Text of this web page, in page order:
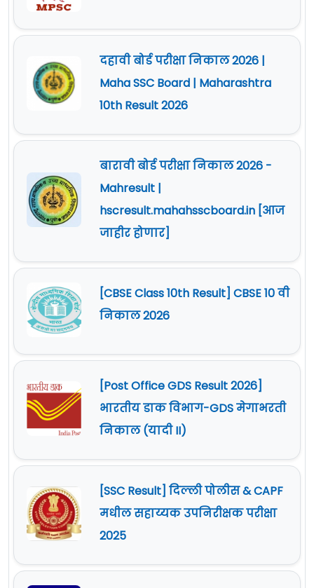
दहावी बोर्ड परीक्षा निकाल 2026 |
Maha SSC Board | Maharashtra
10th Result 2026
बारावी बोर्ड परीक्षा निकाल 2026 -
Mahresult |
hscresult.mahahsscboard.in [आज
जाहीर होणार]
[CBSE Class 10th Result] CBSE 10 वी
निकाल 2026
[Post Office GDS Result 2026]
भारतीय डाक विभाग-GDS मेगाभरती
निकाल (यादी II)
[SSC Result] दिल्ली पोलीस & CAPF
मधील सहाय्यक उपनिरीक्षक परीक्षा
2025